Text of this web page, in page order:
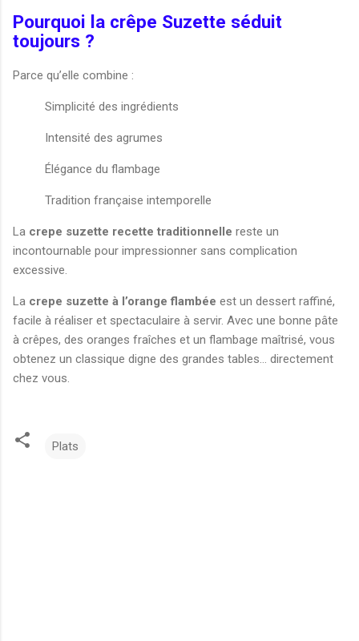
Pourquoi la crêpe Suzette séduit
toujours ?
Parce qu’elle combine :
Simplicité des ingrédients
Intensité des agrumes
Élégance du flambage
Tradition française intemporelle
La crepe suzette recette traditionnelle reste un
incontournable pour impressionner sans complication
excessive.
La crepe suzette à l’orange flambée est un dessert raffiné,
facile à réaliser et spectaculaire à servir. Avec une bonne pâte
à crêpes, des oranges fraîches et un flambage maîtrisé, vous
obtenez un classique digne des grandes tables… directement
chez vous.
Plats